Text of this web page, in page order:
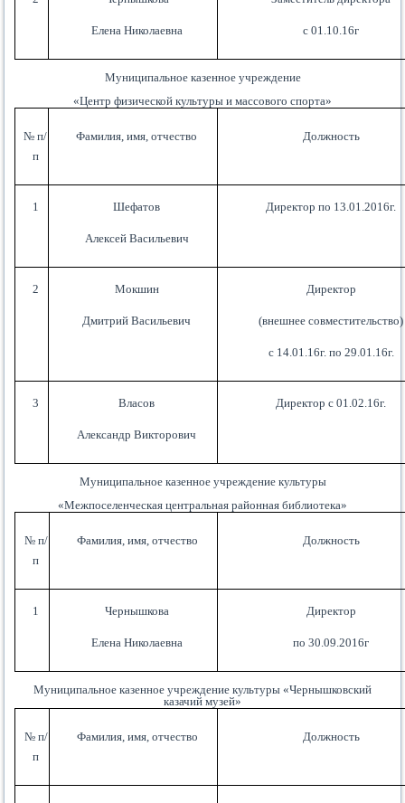
Елена Николаевна с 01.10.16г
Муниципальное казенное учреждение
«Центр физической культуры и массового спорта»
№ п/
п
Фамилия, имя, отчество Должность
1 Шефатов
Алексей Васильевич
Директор по 13.01.2016г.
2 Мокшин
Дмитрий Васильевич
Директор
(внешнее совместительство)
с 14.01.16г. по 29.01.16г.
3 Власов
Александр Викторович
Директор с 01.02.16г.
Муниципальное казенное учреждение культуры
«Межпоселенческая центральная районная библиотека»
№ п/
п
Фамилия, имя, отчество Должность
1 Чернышкова
Елена Николаевна
Директор
по 30.09.2016г
Муниципальное казенное учреждение культуры «Чернышковский
казачий музей»
№ п/
п
Фамилия, имя, отчество Должность